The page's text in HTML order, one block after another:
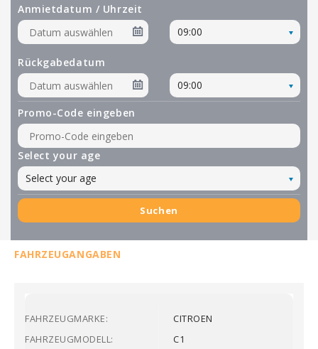
Anmietdatum / Uhrzeit
09:00
Rückgabedatum
09:00
Promo-Code eingeben
Select your age
Select your age
Suchen
FAHRZEUGANGABEN
FAHRZEUGMARKE:
CITROEN
FAHRZEUGMODELL:
C1